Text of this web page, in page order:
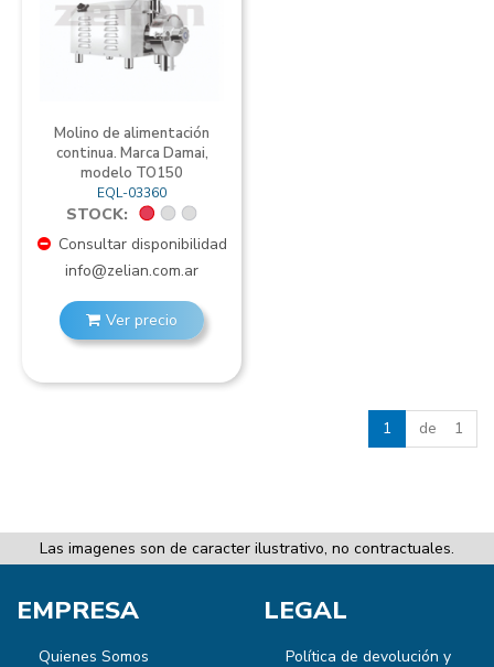
Molino de alimentación
continua. Marca Damai,
modelo TO150
EQL-03360
STOCK:
Consultar disponibilidad
info@zelian.com.ar
Ver precio
1 de 1
Las imagenes son de caracter ilustrativo, no contractuales.
EMPRESA
Quienes Somos
LEGAL
Política de devolución y